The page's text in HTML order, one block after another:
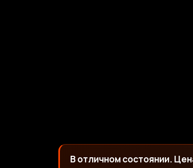
В отличном состоянии.